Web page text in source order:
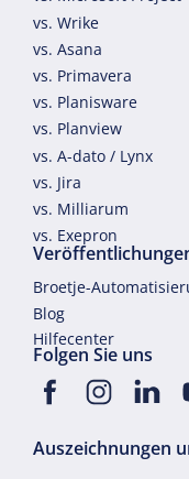
vs. Wrike
vs. Asana
vs. Primavera
vs. Planisware
vs. Planview
vs. A-dato / Lynx
vs. Jira
vs. Milliarum
vs. Exepron
Broetje-
Blog
Hilfecenter
Folgen Sie uns
Auszeichnungen